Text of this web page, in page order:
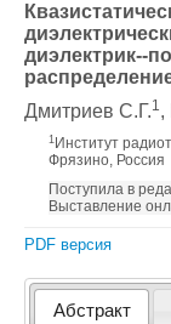
диэлектрик--
Дмитриев С.Г.1,
1 Институт
Фрязино, Россия
Поступила в
Выставление
PDF версия
Абстракт